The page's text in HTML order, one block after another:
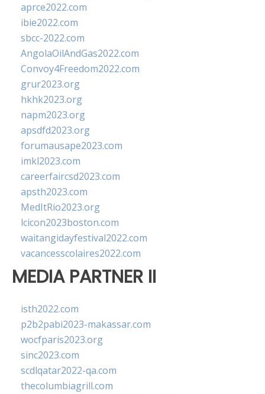
aprce2022.com
ibie2022.com
sbcc-2022.com
AngolaOilAndGas2022.com
Convoy4Freedom2022.com
grur2023.org
hkhk2023.org
napm2023.org
apsdfd2023.org
forumausape2023.com
imkl2023.com
careerfaircsd2023.com
apsth2023.com
MedItRio2023.org
lcicon2023boston.com
waitangidayfestival2022.com
vacancesscolaires2022.com
MEDIA PARTNER II
isth2022.com
p2b2pabi2023-makassar.com
wocfparis2023.org
sinc2023.com
scdlqatar2022-qa.com
thecolumbiagrill.com